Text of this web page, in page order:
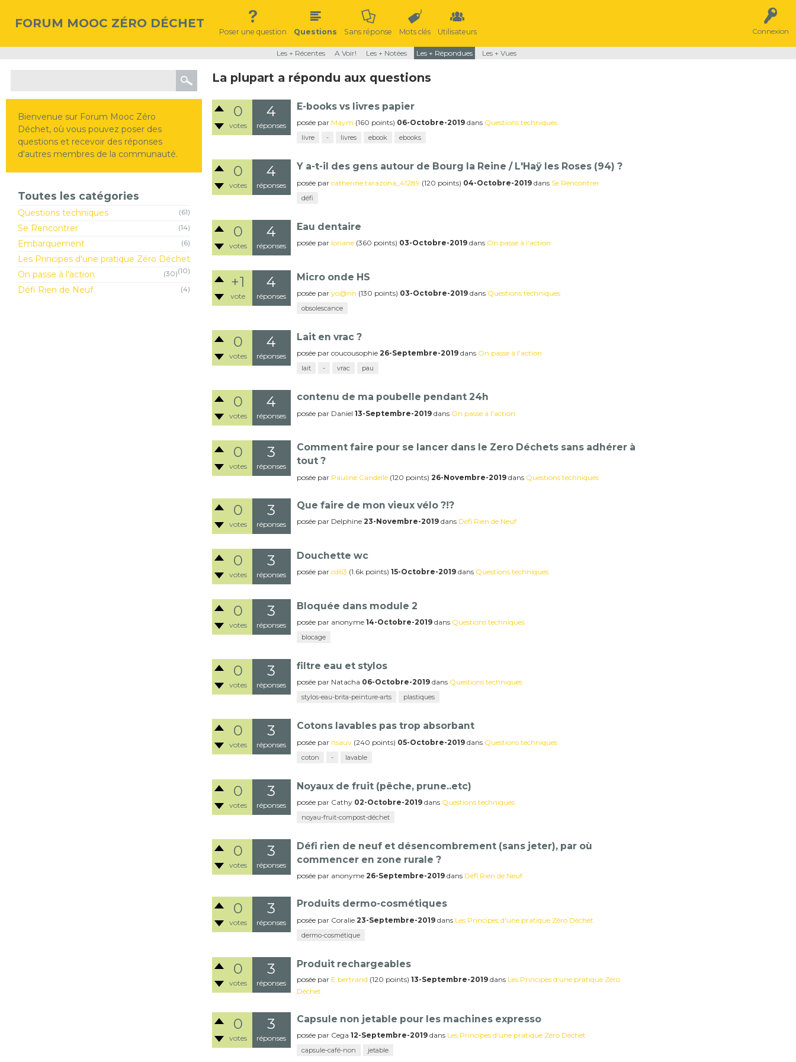
Connexion
FORUM MOOC ZÉRO DÉCHET
Poser une question Questions Sans réponse Mots clés Utilisateurs
Les + Récentes A Voir! Les + Notées Les + Répondues Les + Vues
Bienvenue sur Forum Mooc Zéro
Déchet, où vous pouvez poser des
questions et recevoir des réponses
d'autres membres de la communauté.
Toutes les catégories
Questions techniques (61)
Se Rencontrer (14)
Embarquement (6)
Les Principes d'une pratique Zéro Déchet
(10)
On passe à l'action (30)
Défi Rien de Neuf (4)
La plupart a répondu aux questions
0
votes
4
réponses
E-books vs livres papier
posée par Maym (160 points) 06-Octobre-2019 dans Questions techniques
livre - livres ebook ebooks
0
votes
4
réponses
Y a-t-il des gens autour de Bourg la Reine / L'Haÿ les Roses (94) ?
posée par catherine.tarazona_41289 (120 points) 04-Octobre-2019 dans Se Rencontrer
défi
0
votes
4
réponses
Eau dentaire
posée par loriane (360 points) 03-Octobre-2019 dans On passe à l'action
+1
vote
4
réponses
Micro onde HS
posée par yo@nn (130 points) 03-Octobre-2019 dans Questions techniques
obsolescance
0
votes
4
réponses
Lait en vrac ?
posée par coucousophie 26-Septembre-2019 dans On passe à l'action
lait - vrac pau
0
votes
4
réponses
contenu de ma poubelle pendant 24h
posée par Daniel 13-Septembre-2019 dans On passe à l'action
0
votes
3
réponses
Comment faire pour se lancer dans le Zero Déchets sans adhérer à
tout ?
posée par Pauline Candelle (120 points) 26-Novembre-2019 dans Questions techniques
0
votes
3
réponses
Que faire de mon vieux vélo ?!?
posée par Delphine 23-Novembre-2019 dans Défi Rien de Neuf
0
votes
3
réponses
Douchette wc
posée par cd63 (1.6kpoints) 15-Octobre-2019 dans Questions techniques
0
votes
3
réponses
Bloquée dans module 2
posée par anonyme 14-Octobre-2019 dans Questions techniques
blocage
0
votes
3
réponses
filtre eau et stylos
posée par Natacha 06-Octobre-2019 dans Questions techniques
stylos-eau-brita-peinture-arts plastiques
0
votes
3
réponses
Cotons lavables pas trop absorbant
posée par nsauv (240 points) 05-Octobre-2019 dans Questions techniques
coton - lavable
0
votes
3
réponses
Noyaux de fruit (pêche, prune..etc)
posée par Cathy 02-Octobre-2019 dans Questions techniques
noyau-fruit-compost-déchet
0
votes
3
réponses
Défi rien de neuf et désencombrement (sans jeter), par où
commencer en zone rurale ?
posée par anonyme 26-Septembre-2019 dans Défi Rien de Neuf
0
votes
3
réponses
Produits dermo-cosmétiques
posée par Coralie 23-Septembre-2019 dans Les Principes d'une pratique Zéro Déchet
dermo-cosmétique
0
votes
3
réponses
Produit rechargeables
posée par E.bertrand (120 points) 13-Septembre-2019 dans Les Principes d'une pratique Zéro
Déchet
0
votes
3
réponses
Capsule non jetable pour les machines expresso
posée par Cega 12-Septembre-2019 dans Les Principes d'une pratique Zéro Déchet
capsule-café-non jetable